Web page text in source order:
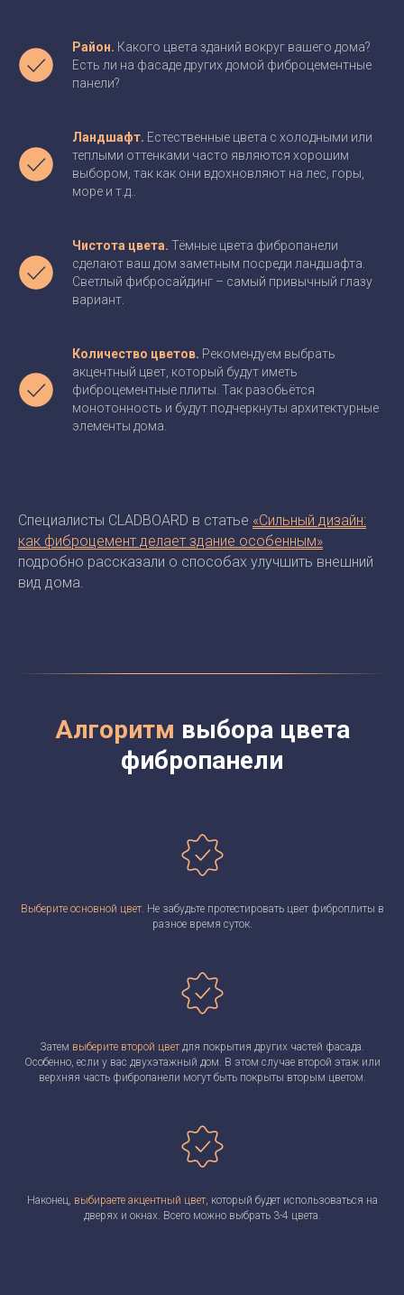
Район. Какого цвета зданий вокруг вашего дома?
Есть ли на фасаде других домой фиброцементные
панели?
Ландшафт. Естественные цвета с холодными или
теплыми оттенками часто являются хорошим
выбором, так как они вдохновляют на лес, горы,
море и т.д..
Чистота цвета. Тёмные цвета фибропанели
сделают ваш дом заметным посреди ландшафта.
Светлый фибросайдинг – самый привычный глазу
вариант.
Количество цветов. Рекомендуем выбрать
акцентный цвет, который будут иметь
фиброцементные плиты. Так разобьётся
монотонность и будут подчеркнуты архитектурные
элементы дома.
Специалисты CLADBOARD в статье «Сильный дизайн:
как фиброцемент делает здание особенным»
подробно рассказали о способах улучшить внешний
вид дома.
Алгоритм выбора цвета
фибропанели
Выберите основной цвет. Не забудьте протестировать цвет фиброплиты в
разное время суток.
Затем выберите второй цветдля покрытия других частей фасада.
Особенно, если у вас двухэтажный дом. В этом случае второй этаж или
верхняя часть фибропанели могут быть покрыты вторым цветом.
Наконец, выбираете акцентный цвет, который будет использоваться на
дверях и окнах. Всего можно выбрать 3-4 цвета.